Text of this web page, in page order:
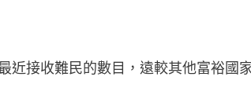
近接收難民的數目，遠較其他富裕國